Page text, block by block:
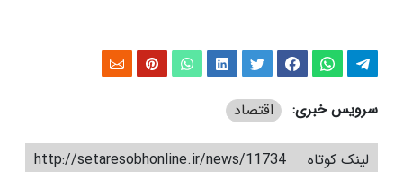
سرویس خبری: اقتصاد
لینک کوتاه http://setaresobhonline.ir/news/11734